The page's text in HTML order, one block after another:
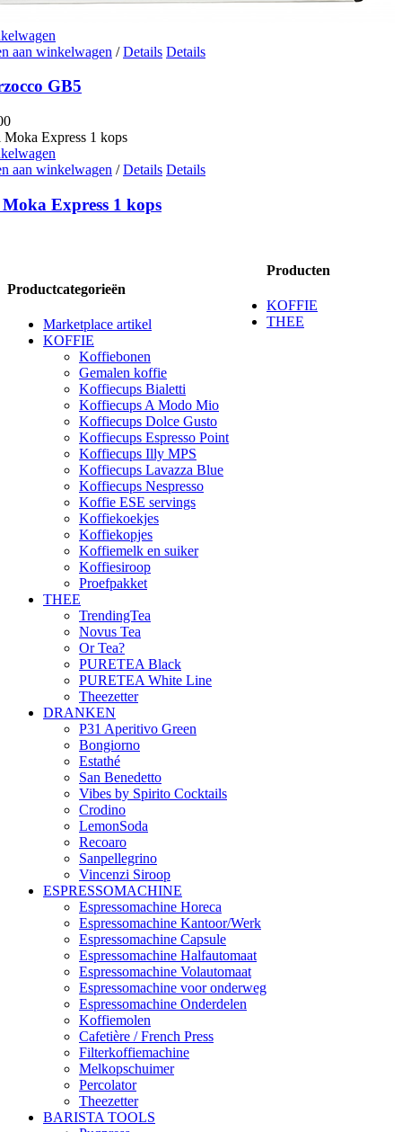
aan winkelwagen / Details Details
GB5
aan winkelwagen / Details Details
Express 1 kops
Productcategorieën
Marketplace artikel
KOFFIE
Koffiebonen
Gemalen koffie
Koffiecups Bialetti
Koffiecups A Modo Mio
Koffiecups Dolce Gusto
Koffiecups Espresso Point
Koffiecups Illy MPS
Koffiecups Lavazza Blue
Koffiecups Nespresso
Koffie ESE servings
Koffiekoekjes
Koffiekopjes
Koffiemelk en suiker
Koffiesiroop
Proefpakket
THEE
TrendingTea
Novus Tea
Or Tea?
PURETEA Black
PURETEA White Line
Theezetter
DRANKEN
P31 Aperitivo Green
Bongiorno
Estathé
San Benedetto
Vibes by Spirito Cocktails
Crodino
LemonSoda
Recoaro
Sanpellegrino
Vincenzi Siroop
ESPRESSOMACHINE
Espressomachine Horeca
Espressomachine Kantoor/Werk
Espressomachine Capsule
Espressomachine Halfautomaat
Espressomachine Volautomaat
Espressomachine voor onderweg
Espressomachine Onderdelen
Koffiemolen
Cafetière / French Press
Filterkoffiemachine
Melkopschuimer
Percolator
Theezetter
BARISTA TOOLS
Producten
KOFFIE
THEE